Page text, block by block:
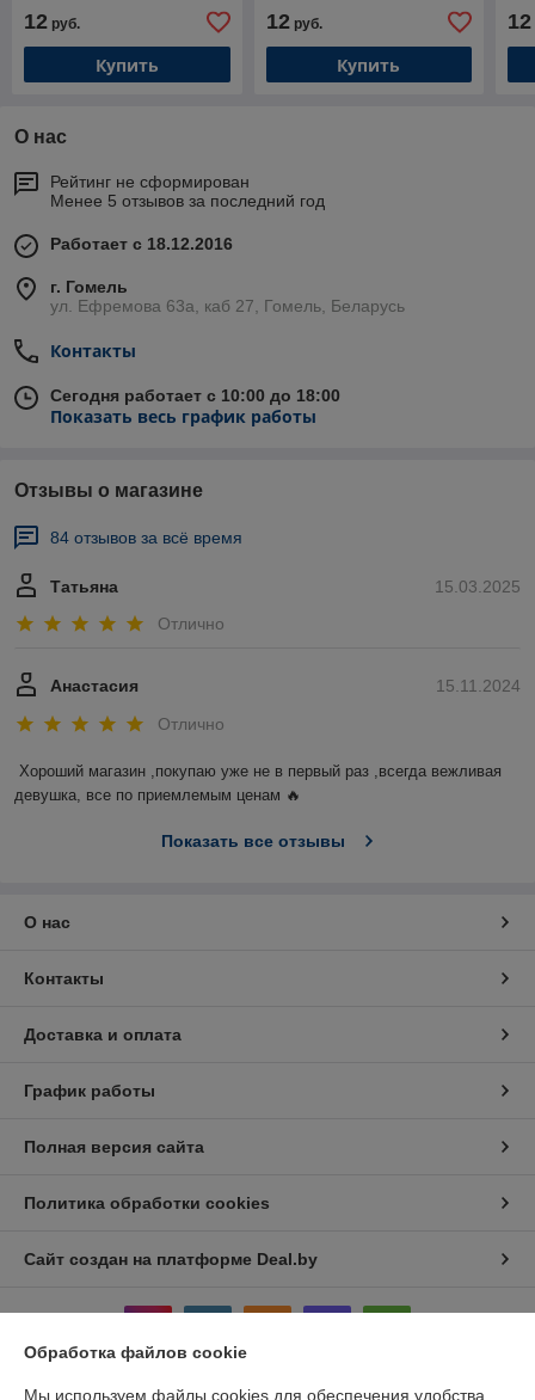
12 руб.
Купить
12руб.
Купить
12
О нас
Рейтинг не сформирован
Менее 5 отзывов за последний год
Работает с 18.12.2016
г. Гомель
ул. Ефремова 63а, каб 27, Гомель, Беларусь
Контакты
Сегодня работает с 10:00 до 18:00
Показать весь график работы
Отзывы о магазине
84 отзывов за всё время
15.03.2025
Татьяна
Отлично
15.11.2024
Анастасия
Отлично
Хороший магазин ,покупаю уже не в первый раз ,всегда вежливая
девушка, все по приемлемым ценам 🔥
Показать все отзывы
О нас
Контакты
Доставка и оплата
График работы
Полная версия сайта
Политика обработки cookies
Сайт создан на платформе Deal.by
Обработка файлов cookie
Мы используем файлы cookies для обеспечения удобства